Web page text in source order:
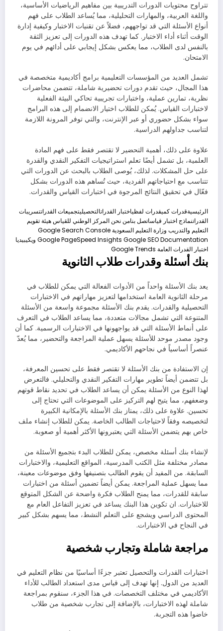
تتراوح محتويات الدورات التدريبية بين مفاهيم الرياضيات الأساسية،
واللغة العربية، والمهارات التحليلية، مما يُساعد الطلاب على فهم
أنواع الأسئلة التي قد تواجههم، فضلاً عن تقنيات الاختبار وكيفية إدارة
الوقت أثناء أداء الاختبار. كما تهدف هذه الدورات إلى تعزيز الثقة
بالنفس لدى الطلاب، مما يعكس بشكل إيجابي على أدائهم في يوم
الامتحان.
تشمل العديد من المؤسسات التعليمية برامج أكاديمية متخصصة في
هذا المجال، حيث تقدم دورات تحضيرية شاملة، تتضمن محاضرات
نظرية، تمارين عملية، واختبارات تجريبية تحاكي البيئة الفعلية
لاختبارات القياس. يُمكن للطلاب اختيار الانضمام إلى هذه البرامج
سواء بشكل حضوري أو عبر الإنترنت، والتي توفر المرونة اللازمة
لتناسب جداولهم الدراسية.
علاوة على ذلك، أهمية التحضير لا تقتصر فقط على فهم المادة
العلمية، بل تشمل أيضًا تعلم استراتيجيات التفكير النقدي والقدرة
على حل المشكلات. لذلك، يُوصى الطلاب بالبحث عن الدورات التي
تتناسب مع احتياجاتهم الفردية، حيث تُساهم هذه الدورات بشكل
فعّال في تحقيق النتائج المرجوة في اختبارات القياس والقدرات.
الرئيسيةقدرات كميقدرات لفظياختبار القدراتالتحصيليتجميعات القدراتتسريبات
القدراتنماذج اختبار قياساتصل بنامن نحنالمركز الوطني للقياسهيئة تقويم
التعليم والتدريب وزارة التعليم السعوديةGoogle Search Console
Google PageSpeed Insights Google SEO Documentation
ويكيبيديا
اختبار القدرات العامة Google Trends
بنك أسئلة وقدرات طلاب الثانوية
يعد بنك الأسئلة واحداً من الأدوات الفعالة التي يمكن للطلاب في
مرحلة الثانوية العامة استخدامها لتعزيز مهاراتهم في الاختبارات
التحصيلية والقدرات. يقدم بنك الأسئلة مجموعة واسعة من الأسئلة
المتنوعة التي تشمل مجالات متعددة، مما يساعد الطلاب في التعرف
على أنماط الأسئلة التي قد يواجهونها في الاختبارات الرسمية. كما أن
وجود مصدر موحد للأسئلة يسهل عملية المراجعة والتحضير، مما يُعدّ
عنصراً أساسياً في نجاحهم الأكاديمي.
إن الاستفادة من بنك الأسئلة لا تقتصر فقط على تحسين المعرفة،
بل تتضمن أيضاً تطوير مهارات التفكير النقدي والتحليلي. فالتعرض
لهذا النوع من الأسئلة يمكن أن يساعد الطلاب في تحديد نقاط قوتهم
وضعفهم، مما يتيح لهم التركيز على الموضوعات التي تحتاج إلى
تحسين. علاوة على ذلك، يمتاز بنك الأسئلة بالإمكانية الكبيرة
لتخصيصه وفقاً لاحتياجات الطالب الخاصة. يمكن للطلاب إنشاء ملف
خاص بهم يتضمن الأسئلة التي يعتبرونها الأكثر أهمية أو صعوبة.
لإنشاء بنك أسئلة مخصص، يمكن للطلاب البدء بتجميع الأسئلة من
مصادر مختلفة مثل الكتب المدرسية، المواقع التعليمية، والاختبارات
السابقة. من المفيد أن يقوم الطالب بتصنيفها وفق موضوعات معينة،
مما يسهل عملية المراجعة. يمكن أيضاً تضمين أسئلة من اختبارات
سابقة للقدرات، مما يمنح الطلاب فكرة واضحة عن الشكل المتوقع
للاختبارات. ان تكوين هذا البنك يساعد في تعزيز التفاعل العام مع
المحتوى الدراسي ويشجع على التعلم النشط، مما يسهم بشكل كبير
في النجاح في الاختبارات.
مراجعة شاملة وتجارب شخصية
اختبارات القدرات والتحصيل تعتبر جزءًا أساسيًا من نظام التعليم في
العديد من الدول. إنها تهدف إلى قياس مدى استعداد الطالب للأداء
الأكاديمي في مختلف التخصصات. في هذا الجزء، سنقوم بمراجعة
شاملة لهذه الاختبارات، بالإضافة إلى تجارب شخصية من طلاب
خاضوا هذه التجربة.